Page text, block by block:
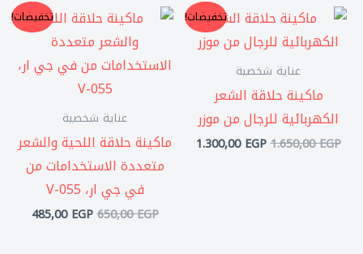
تخفيضات!
عناية شخصية
ماكينة حلاقة الشعر
الكهربائية للرجال من موزر
1.650,00EGP
السعر
الأصلي
هو:
1.650,00 EGP.
1.300,00EGP
السعر
الحالي
1.300,00 EGP.
تخفيضات!
عناية شخصية
ماكينة حلاقة اللحية والشعر
متعددة الاستخدامات من
في جي ار، V-055
650,00EGP
السعر
الأصلي
هو:
650,00 EGP.
485,00EGP
السعر
الحالي
EGP.